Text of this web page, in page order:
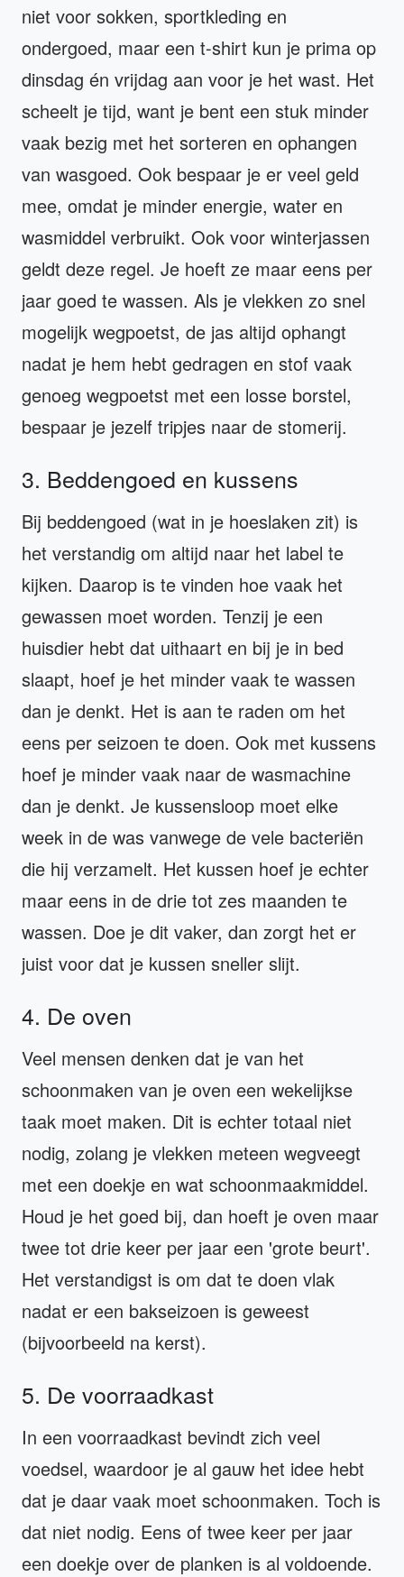
niet voor sokken, sportkleding en
ondergoed, maar een t-shirt kun je prima op
dinsdag én vrijdag aan voor je het wast. Het
scheelt je tijd, want je bent een stuk minder
vaak bezig met het sorteren en ophangen
van wasgoed. Ook bespaar je er veel geld
mee, omdat je minder energie, water en
wasmiddel verbruikt. Ook voor winterjassen
geldt deze regel. Je hoeft ze maar eens per
jaar goed te wassen. Als je vlekken zo snel
mogelijk wegpoetst, de jas altijd ophangt
nadat je hem hebt gedragen en stof vaak
genoeg wegpoetst met een losse borstel,
bespaar je jezelf tripjes naar de stomerij.
3. Beddengoed en kussens
Bij beddengoed (wat in je hoeslaken zit) is
het verstandig om altijd naar het label te
kijken. Daarop is te vinden hoe vaak het
gewassen moet worden. Tenzij je een
huisdier hebt dat uithaart en bij je in bed
slaapt, hoef je het minder vaak te wassen
dan je denkt. Het is aan te raden om het
eens per seizoen te doen. Ook met kussens
hoef je minder vaak naar de wasmachine
dan je denkt. Je kussensloop moet elke
week in de was vanwege de vele bacteriën
die hij verzamelt. Het kussen hoef je echter
maar eens in de drie tot zes maanden te
wassen. Doe je dit vaker, dan zorgt het er
juist voor dat je kussen sneller slijt.
4. De oven
Veel mensen denken dat je van het
schoonmaken van je oven een wekelijkse
taak moet maken. Dit is echter totaal niet
nodig, zolang je vlekken meteen wegveegt
met een doekje en wat schoonmaakmiddel.
Houd je het goed bij, dan hoeft je oven maar
twee tot drie keer per jaar een 'grote beurt'.
Het verstandigst is om dat te doen vlak
nadat er een bakseizoen is geweest
(bijvoorbeeld na kerst).
5. De voorraadkast
In een voorraadkast bevindt zich veel
voedsel, waardoor je al gauw het idee hebt
dat je daar vaak moet schoonmaken. Toch is
dat niet nodig. Eens of twee keer per jaar
een doekje over de planken is al voldoende.